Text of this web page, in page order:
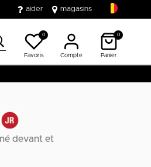
aider magasins
0
Favoris Compte
0
Panier
devant et